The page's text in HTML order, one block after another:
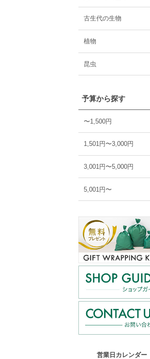
古生代の生物
植物
昆虫
予算から探す
〜1,500円
1,501円〜3,000円
3,001円〜5,000円
5,001円〜
営業日カレンダー